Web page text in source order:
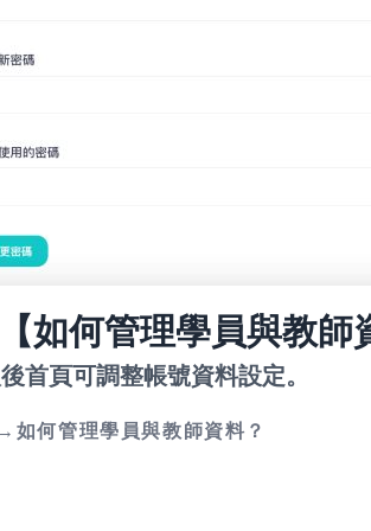
如何管理學員與教師
首頁可調整帳號資料設定。
如何管理學員與教師資料？